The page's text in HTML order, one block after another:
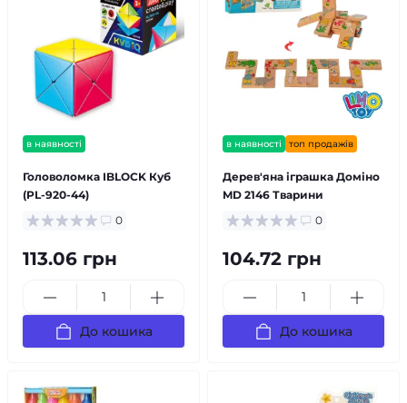
в наявності
Головоломка IBLOCK Куб
(PL-920-44)
0
113.06 грн
До кошика
в наявності топ продажів
Дерев'яна іграшка Доміно
MD 2146 Тварини
0
104.72 грн
До кошика